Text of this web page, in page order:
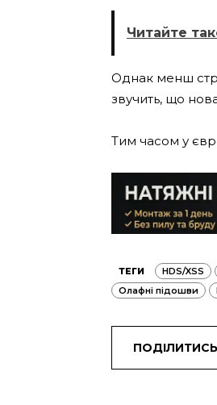
Читайте
Однак менш
звучить, що
Тим часом у
ТЕГИ HDS/XSS
Олафні підошви
ПОДІЛИТИСЬ